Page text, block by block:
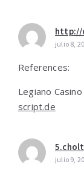
http://
julio 8,
References:
Legiano
script.de
julio 9,